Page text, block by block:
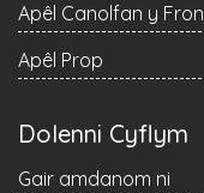
Apêl Canolfan y Fron
Apêl Prop
Dolenni Cyflym
Gair amdanom ni